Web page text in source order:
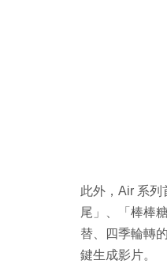
此外，Air 系列
尾」、「棒棒
替、四季輪轉
鍵生成影片。